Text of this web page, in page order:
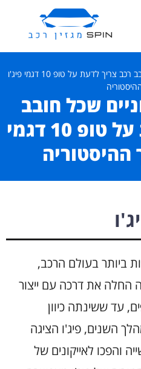
המונחים החיוניים שכל חובב רכב צריך לדעת על טופ 10 דגמי פיג'ו
שכל חובב
רכב צריך לדעת על טופ 10 דגמי
ההיסטוריה
ביותר בעולם הרכב,
1810. החברה החלה את דרכה עם ייצור
עד ששינתה כיוון
השנים, פיג'ו הציגה
והפכו לאייקונים של